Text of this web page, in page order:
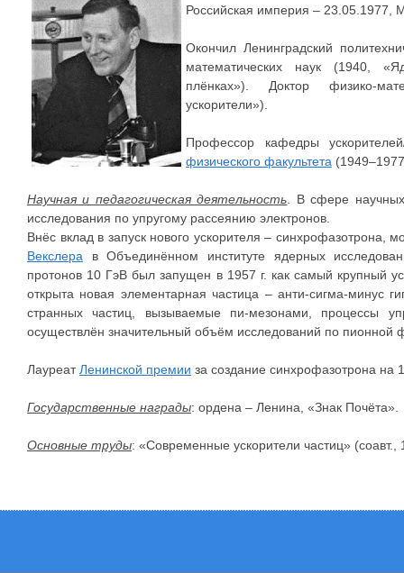
Российская империя – 23.05.1977,
Окончил Ленинградский
математических наук (1940,
плёнках»). Доктор физико-
ускорители»).
Профессор кафедры
физического факультета
Научная и педагогическая деятельность . В сфере
исследования по упругому рассеянию электронов.
Внёс вклад в запуск нового ускорителя – синхрофазотрона,
Векслера в Объединённом институте ядерных
протонов 10 ГэВ был запущен в 1957 г. как самый крупный
открыта новая элементарная частица – анти-сигма-минус
странных частиц, вызываемые пи-мезонами, процессы
осуществлён значительный объём исследований по пионной
ЛауреатЛенинской премии за создание синхрофазотрона на
Государственные награды: ордена – Ленина, «Знак Почёта».
Основные труды: «Современные ускорители частиц» (соавт.,